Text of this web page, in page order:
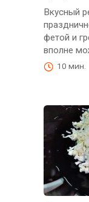
Вкусный
фетой и
вполне
10 мин.